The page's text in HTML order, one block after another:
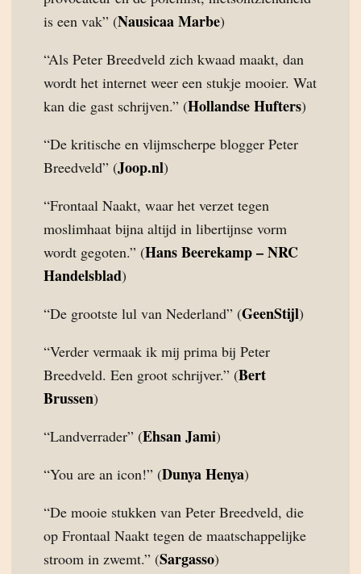
is een vak” (Nausicaa Marbe)
“Als Peter Breedveld zich kwaad maakt, dan
wordt het internet weer een stukje mooier. Wat
kan die gast schrijven.” (Hollandse Hufters)
“De kritische en vlijmscherpe blogger Peter
Breedveld” (Joop.nl)
“Frontaal Naakt, waar het verzet tegen
moslimhaat bijna altijd in libertijnse vorm
wordt gegoten.” (Hans Beerekamp – NRC
Handelsblad)
“De grootste lul van Nederland” (GeenStijl)
“Verder vermaak ik mij prima bij Peter
Breedveld. Een groot schrijver.” (Bert
Brussen)
“Landverrader” (Ehsan Jami)
“You are an icon!” (Dunya Henya)
“De mooie stukken van Peter Breedveld, die
op Frontaal Naakt tegen de maatschappelijke
stroom in zwemt.” (Sargasso)